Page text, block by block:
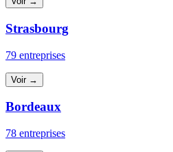
Strasbourg
79 entreprises
Voir →
Bordeaux
78 entreprises